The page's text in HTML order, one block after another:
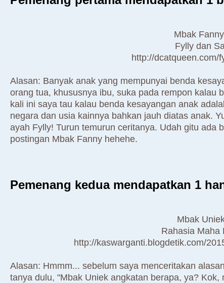
Mbak
Fylly dan
http://dcatqueen.com/
Alasan: Banyak anak yang mempunyai benda
orang tua, khususnya ibu, suka pada rempon kalau
kali ini saya tau kalau benda kesayangan anak
negara dan usia kainnya bahkan jauh diatas anak.
ayah Fylly! Turun temurun ceritanya. Udah gitu ada
postingan Mbak Fanny hehehe.
Pemenang kedua mendapatkan 1
Mbak
Rahasia Maha
http://kaswarganti.blogdetik.com/
Alasan: Hmmm... sebelum saya menceritakan
tanya dulu, "Mbak Uniek angkatan berapa, ya?